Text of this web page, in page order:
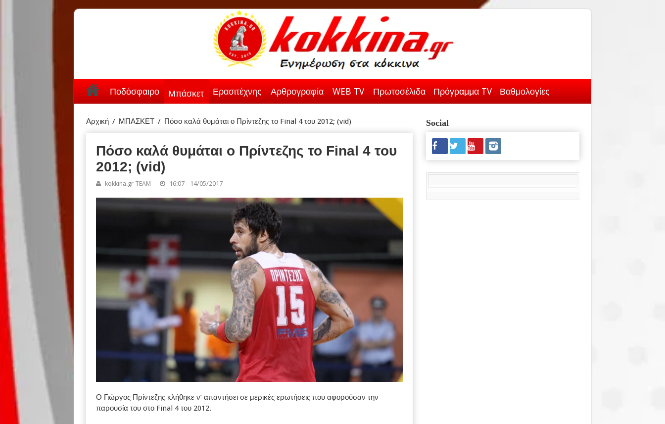
Ποδόσφαιρο Μπάσκετ Ερασιτέχνης Αρθρογραφία WEB TV Πρωτοσέλιδα Πρόγραμμα TV Βαθμολογίες
Αρχική / ΜΠΑΣΚΕΤ / Πόσο καλά θυμάται ο Πρίντεζης το Final 4 του 2012; (vid)
Πόσο καλά θυμάται ο Πρίντεζης το Final 4 του
2012; (vid)
kokkina.gr TEAM 16:07 - 14/05/2017
Ο Γιώργος Πρίντεζης κλήθηκε ν’ απαντήσει σε μερικές ερωτήσεις που αφορούσαν την
παρουσία του στο Final 4 του 2012.
Social